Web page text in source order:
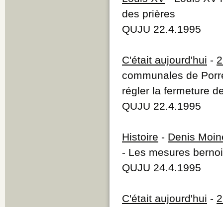
des prières
QUJU 22.4.1995
C'était aujourd'hui -
communales de
régler la fermeture
QUJU 22.4.1995
Histoire - Denis
- Les mesures
QUJU 24.4.1995
C'était aujourd'hui -